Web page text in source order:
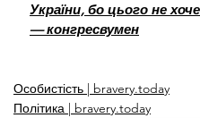
України, бо цього не
— конгресвумен
Особистість | bravery.today
Політика | bravery.today